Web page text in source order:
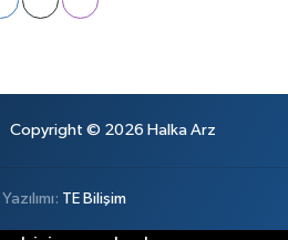
Copyright © 2026 Halka Arz
TE Bilişim